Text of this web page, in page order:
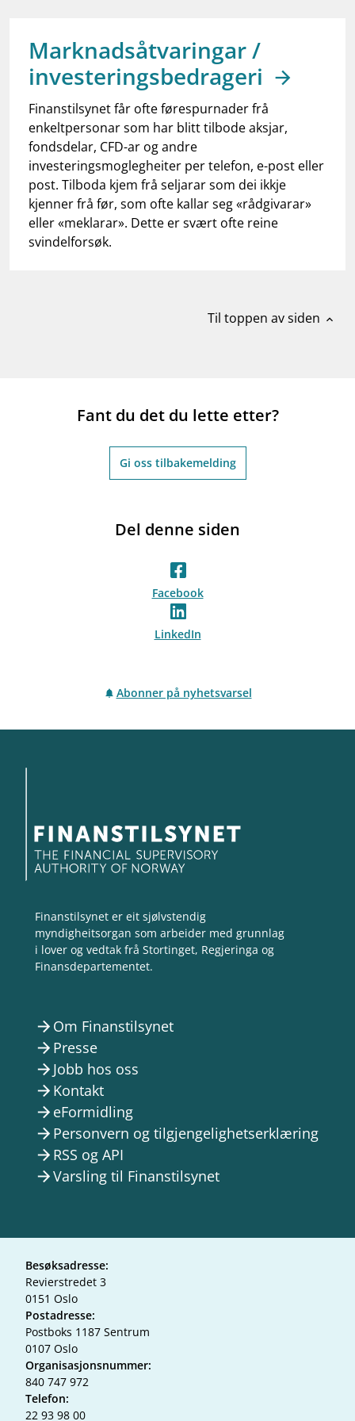
dashboardInformasjon for investorer
notifications_noneAbonner på nyhetsvarsel
Marknadsåtvaringar /
investeringsbedrageri
Finanstilsynet får ofte førespurnader frå
enkeltpersonar som har blitt tilbode aksjar,
fondsdelar, CFD-ar og andre
investeringsmoglegheiter per telefon, e-post eller
post. Tilboda kjem frå seljarar som dei ikkje
kjenner frå før, som ofte kallar seg «rådgivarar»
eller «meklarar». Dette er svært ofte reine
svindelforsøk.
Til toppen av siden expand_less
Fant du det du lette etter?
Gi oss tilbakemelding
Del denne siden
Facebook
LinkedIn
Abonner på nyhetsvarsel
Finanstilsynet er eit sjølvstendig
myndigheitsorgan som arbeider med grunnlag
i lover og vedtak frå Stortinget, Regjeringa og
Finansdepartementet.
arrow_forward Om Finanstilsynet
arrow_forward Presse
arrow_forward Jobb hos oss
arrow_forward Kontakt
arrow_forward eFormidling
arrow_forward Personvern og tilgjengelighetserklæring
arrow_forward RSS og API
arrow_forwardVarsling til Finanstilsynet
Besøksadresse:
Revierstredet 3
0151 Oslo
Postadresse:
Postboks 1187 Sentrum
0107 Oslo
Organisasjonsnummer:
840 747 972
Telefon:
22 93 98 00